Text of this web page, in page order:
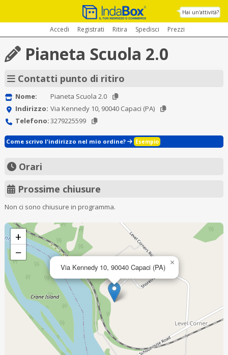
Hai un'attività?
Accedi Registrati Ritira Spedisci Prezzi
Pianeta Scuola 2.0
Contatti punto di ritiro
Nome:
Pianeta Scuola 2.0
Indirizzo: Via Kennedy 10, 90040 Capaci (PA)
Telefono:3279225599
Come scrivo l'indirizzo nel mio ordine? Esempio
Orari
Prossime chiusure
Non ci sono chiusure in programma.
Via Kennedy 10, 90040 Capaci (PA) ×
+
−